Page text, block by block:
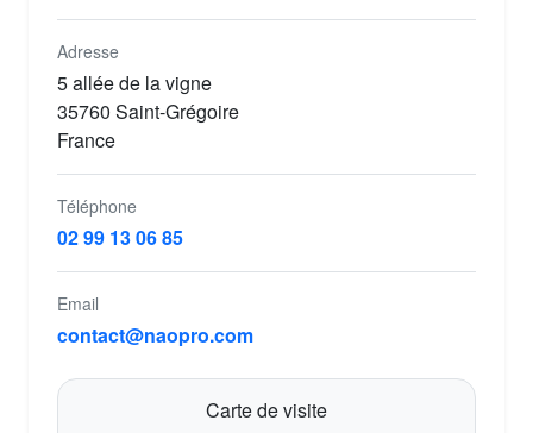
Adresse
5 allée de la vigne
35760 Saint-Grégoire
France
Téléphone
02 99 13 06 85
Email
contact@naopro.com
Carte de visite